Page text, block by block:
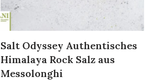
Salt Odyssey Authentisches
Himalaya Rock Salz aus
Messolonghi